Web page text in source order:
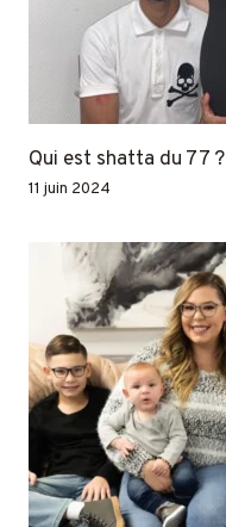
Qui est shatta du 77 ?
11 juin 2024